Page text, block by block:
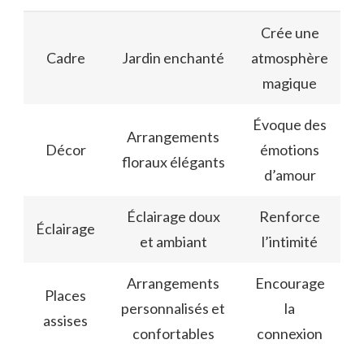
Cadre Jardin enchanté
Crée une
atmosphère
magique
Décor
Arrangements
floraux élégants
Évoque des
émotions
d’amour
Éclairage
Éclairage doux
et ambiant
Renforce
l’intimité
Places
assises
Arrangements
personnalisés et
confortables
Encourage
la
connexion